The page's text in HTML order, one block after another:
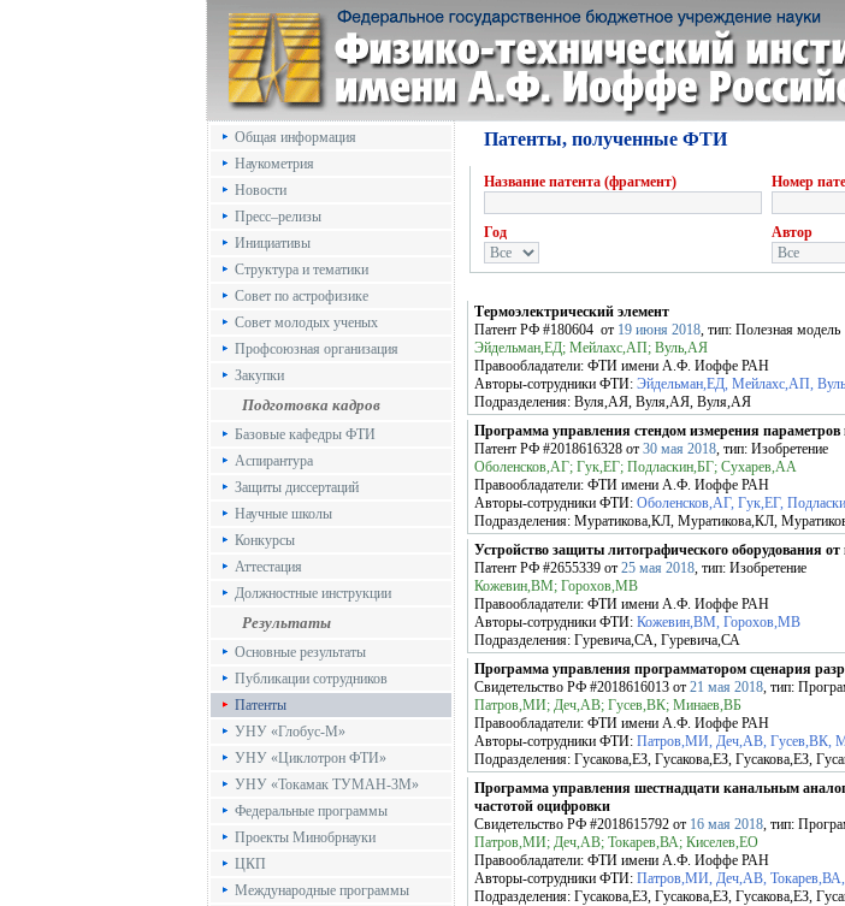
Общая информация
Наукометрия
Новости
Пресс–релизы
Инициативы
Структура и тематики
Совет по астрофизике
Совет молодых ученых
Профсоюзная организация
Закупки
Подготовка кадров
Базовые кафедры ФТИ
Аспирантура
Защиты диссертаций
Научные школы
Конкурсы
Аттестация
Должностные инструкции
Результаты
Основные результаты
Публикации сотрудников
Патенты
УНУ «Глобус-М»
УНУ «Циклотрон ФТИ»
УНУ «Токамак ТУМАН-3М»
Федеральные программы
Проекты Минобрнауки
ЦКП
Международные программы
Патенты, полученные ФТИ
Название патента (фрагмент) Номер
Год Автор
Термоэлектрический элемент
Патент РФ #180604 от 19 июня 2018, тип: Полезная модель
Эйдельман,ЕД; Мейлахс,АП; Вуль,АЯ
Правообладатели: ФТИ имени А.Ф. Иоффе РАН
Авторы-сотрудники ФТИ: Эйдельман,ЕД, Мейлахс,АП,
Подразделения: Вуля,АЯ, Вуля,АЯ, Вуля,АЯ
Программа управления стендом измерения
Патент РФ #2018616328 от 30 мая 2018, тип: Изобретение
Оболенсков,АГ; Гук,ЕГ; Подласкин,БГ; Сухарев,АА
Правообладатели: ФТИ имени А.Ф. Иоффе РАН
Авторы-сотрудники ФТИ: Оболенсков,АГ, Гук,ЕГ,
Подразделения: Муратикова,КЛ, Муратикова,КЛ,
Устройство защиты литографического оборудования
Патент РФ #2655339 от 25 мая 2018, тип: Изобретение
Кожевин,ВМ; Горохов,МВ
Правообладатели: ФТИ имени А.Ф. Иоффе РАН
Авторы-сотрудники ФТИ: Кожевин,ВМ, Горохов,МВ
Подразделения: Гуревича,СА, Гуревича,СА
Программа управления программатором сценария
Свидетельство РФ #2018616013 от 21 мая 2018, тип:
Патров,МИ; Деч,АВ; Гусев,ВК; Минаев,ВБ
Правообладатели: ФТИ имени А.Ф. Иоффе РАН
Авторы-сотрудники ФТИ: Патров,МИ, Деч,АВ, Гусев,ВК,
Подразделения: Гусакова,ЕЗ, Гусакова,ЕЗ, Гусакова,ЕЗ,
Программа управления шестнадцати канальным
частотой оцифровки
Свидетельство РФ #2018615792 от 16 мая 2018, тип:
Патров,МИ; Деч,АВ; Токарев,ВА; Киселев,ЕО
Правообладатели: ФТИ имени А.Ф. Иоффе РАН
Авторы-сотрудники ФТИ: Патров,МИ, Деч,АВ,
Подразделения: Гусакова,ЕЗ, Гусакова,ЕЗ, Гусакова,ЕЗ,